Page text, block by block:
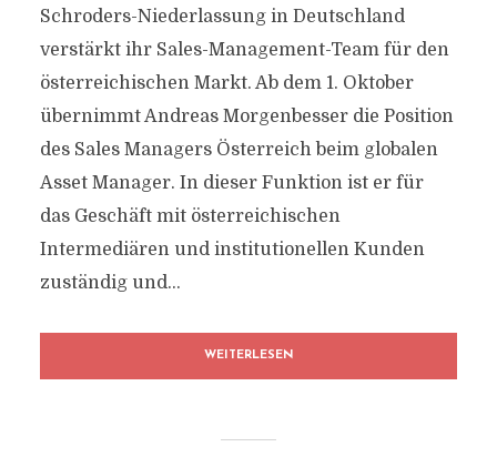
Schroders-Niederlassung in Deutschland
verstärkt ihr Sales-Management-Team für den
österreichischen Markt. Ab dem 1. Oktober
übernimmt Andreas Morgenbesser die Position
des Sales Managers Österreich beim globalen
Asset Manager. In dieser Funktion ist er für
das Geschäft mit österreichischen
Intermediären und institutionellen Kunden
zuständig und...
WEITERLESEN